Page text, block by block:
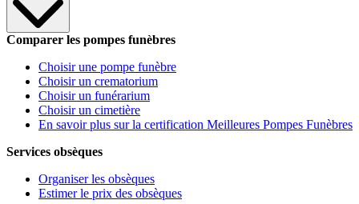
Comparer les pompes funèbres
Choisir une pompe funèbre
Choisir un crematorium
Choisir un funérarium
Choisir un cimetière
En savoir plus sur la certification Meilleures Pompes Funèbres
Services obsèques
Organiser les obsèques
Estimer le prix des obsèques